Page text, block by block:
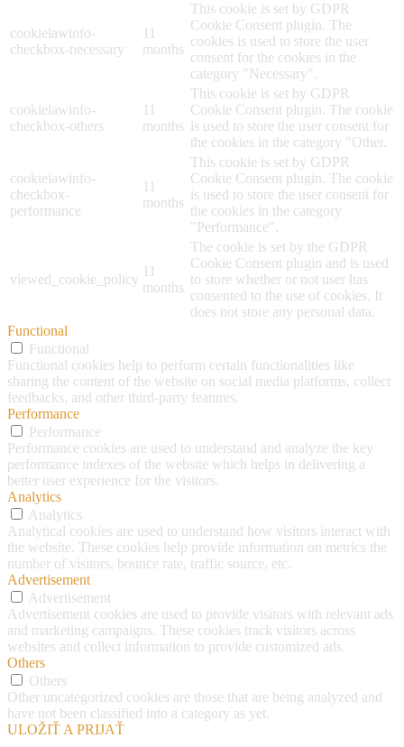
cookielawinfo-
checkbox-necessary
11
months
This cookie is set by GDPR
Cookie Consent plugin. The
cookies is used to store the user
consent for the cookies in the
category "Necessary".
cookielawinfo-
checkbox-others
11
months
This cookie is set by GDPR
Cookie Consent plugin. The cookie
is used to store the user consent for
the cookies in the category "Other.
cookielawinfo-
checkbox-
performance
11
months
This cookie is set by GDPR
Cookie Consent plugin. The cookie
is used to store the user consent for
the cookies in the category
"Performance".
viewed_cookie_policy
11
months
The cookie is set by the GDPR
Cookie Consent plugin and is used
to store whether or not user has
consented to the use of cookies. It
does not store any personal data.
Functional
Functional
Functional cookies help to perform certain functionalities like
sharing the content of the website on social media platforms, collect
feedbacks, and other third-party features.
Performance
Performance
Performance cookies are used to understand and analyze the key
performance indexes of the website which helps in delivering a
better user experience for the visitors.
Analytics
Analytics
Analytical cookies are used to understand how visitors interact with
the website. These cookies help provide information on metrics the
number of visitors, bounce rate, traffic source, etc.
Advertisement
Advertisement
Advertisement cookies are used to provide visitors with relevant ads
and marketing campaigns. These cookies track visitors across
websites and collect information to provide customized ads.
Others
Others
Other uncategorized cookies are those that are being analyzed and
have not been classified into a category as yet.
ULOŽIŤ A PRIJAŤ